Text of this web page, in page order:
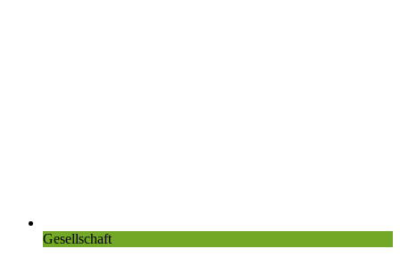
Gesellschaft